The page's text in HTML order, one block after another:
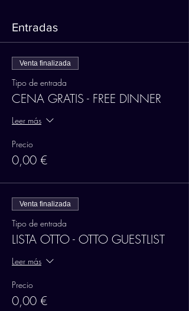
Entradas
Venta finalizada
Tipo de entrada
CENA GRATIS - FREE DINNER
Leer más
Precio
0,00 €
Venta finalizada
Tipo de entrada
LISTA OTTO - OTTO GUESTLIST
Leer más
Precio
0,00 €